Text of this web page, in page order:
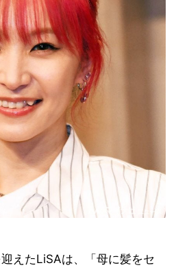
えたLiSAは、「母に髪をセ